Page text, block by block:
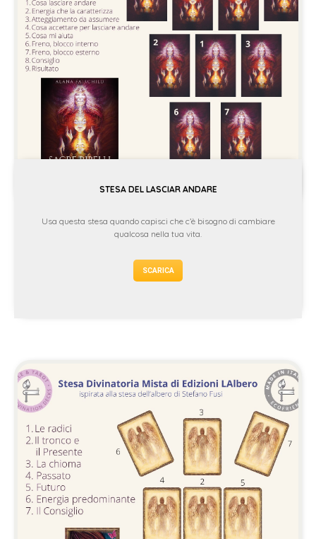
STESA DEL LASCIAR ANDARE
Usa questa stesa quando capisci che c’è bisogno di cambiare
qualcosa nella tua vita.
SCARICA